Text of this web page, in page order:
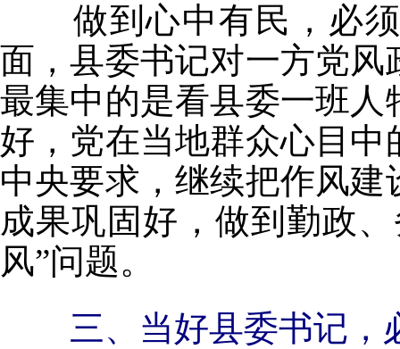
做到心中有民，必须
面，县委书记对一方党
最集中的是看县委一班
好，党在当地群众心目
中央要求，继续把作风
成果巩固好，做到勤政
风”问题。
三、当好县委书记，